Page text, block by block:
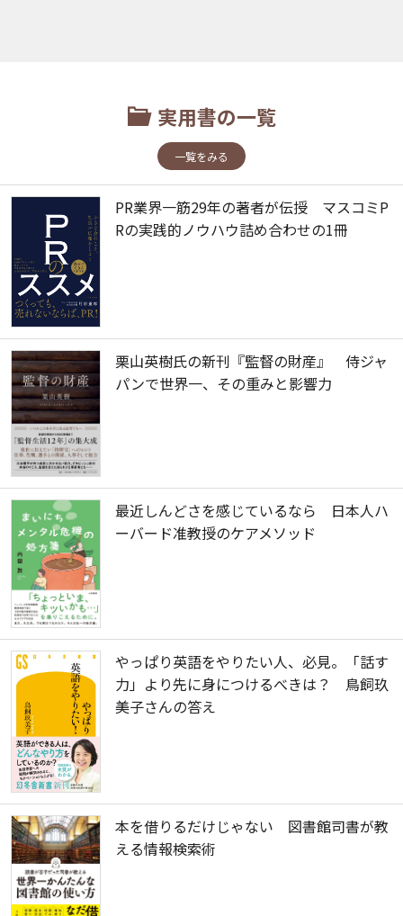
実用書の一覧
一覧をみる
PR業界一筋29年の著者が伝授 マスコミP
Rの実践的ノウハウ詰め合わせの1冊
栗山英樹氏の新刊『監督の財産』 侍ジャ
パンで世界一、その重みと影響力
最近しんどさを感じているなら 日本人ハ
ーバード准教授のケアメソッド
やっぱり英語をやりたい人、必見。「話す
力」より先に身につけるべきは？ 鳥飼玖
美子さんの答え
本を借りるだけじゃない 図書館司書が教
える情報検索術